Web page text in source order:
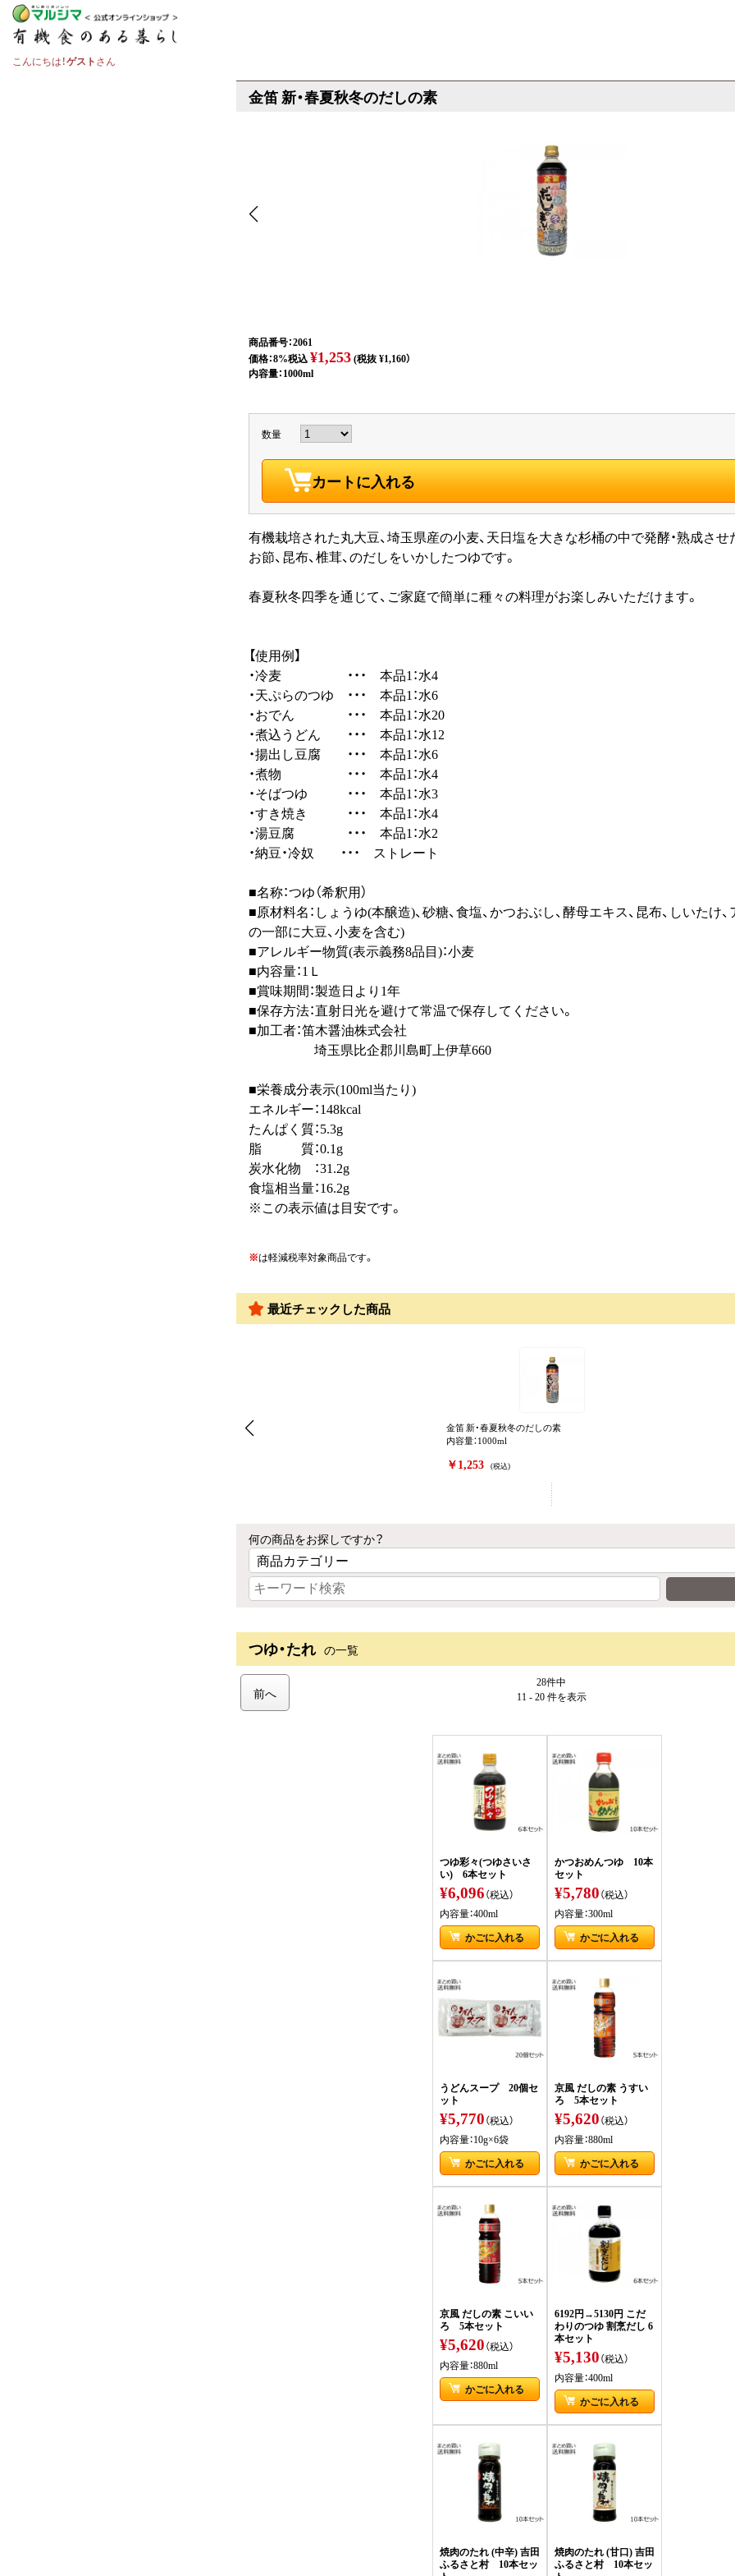
こんにちは！ゲストさん
金笛 新・春夏秋冬のだしの素
商品番号：2061
価格：8%税込¥1,253(税抜 ¥1,160）
内容量：1000ml
数量
カートに入れる
有機栽培された丸大豆、埼玉県産の小麦、天日塩を大きな杉桶の中で発酵・熟成さ
お節、昆布、椎茸、のだしをいかしたつゆです。
春夏秋冬四季を通じて、ご家庭で簡単に種々の料理がお楽しみいただけます。
【使用例】
・冷麦 ・・・ 本品1：水4
・天ぷらのつゆ ・・・ 本品1：水6
・おでん ・・・ 本品1：水20
・煮込うどん ・・・ 本品1：水12
・揚出し豆腐 ・・・ 本品1：水6
・煮物 ・・・ 本品1：水4
・そばつゆ ・・・ 本品1：水3
・すき焼き ・・・ 本品1：水4
・湯豆腐 ・・・ 本品1：水2
・納豆・冷奴 ・・・ ストレート
■名称：つゆ（希釈用）
■原材料名：しょうゆ(本醸造)、砂糖、食塩、かつおぶし、酵母エキス、昆布、しいた
の一部に大豆、小麦を含む)
■アレルギー物質(表示義務8品目)：小麦
■内容量：1Ｌ
■賞味期間：製造日より1年
■保存方法：直射日光を避けて常温で保存してください。
■加工者：笛木醤油株式会社
埼玉県比企郡川島町上伊草660
■栄養成分表示(100ml当たり)
エネルギー：148kcal
たんぱく質：5.3g
脂 質：0.1g
炭水化物 ：31.2g
食塩相当量：16.2g
※この表示値は目安です。
※は軽減税率対象商品です。
最近チェックした商品
金笛 新・春夏秋冬のだしの素
内容量：1000ml
￥1,253 (税込)
何の商品をお探しですか？
つゆ・たれ の一覧
28件中
11 - 20 件を表示
前へ
つゆ彩々(つゆさいさ
い) 6本セット
¥6,096（税込）
内容量：400ml
かごに入れる
かつおめんつゆ 10本
セット
¥5,780（税込）
内容量：300ml
かごに入れる
うどんスープ 20個セ
ット
¥5,770（税込）
内容量：10g×6袋
かごに入れる
京風 だしの素 うすい
ろ 5本セット
¥5,620（税込）
内容量：880ml
かごに入れる
京風 だしの素 こいい
ろ 5本セット
¥5,620（税込）
内容量：880ml
かごに入れる
6192円→5130円 こだ
わりのつゆ 割烹だし 6
本セット
¥5,130（税込）
内容量：400ml
かごに入れる
焼肉のたれ (中辛) 吉田
ふるさと村 10本セッ
焼肉のたれ (甘口) 吉田
ふるさと村 10本セッ